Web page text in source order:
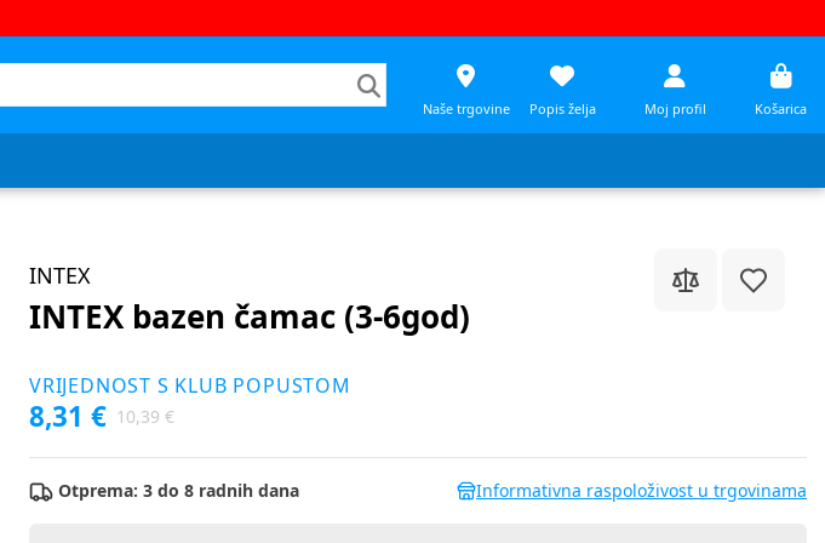
Naše trgovine Popis želja Moj profil Košarica
INTEX
INTEX bazen čamac (3-6god)
VRIJEDNOST S KLUB POPUSTOM
8,31 € 10,39 €
Otprema: 3 do 8 radnih dana Informativna raspoloživost u trgovinama